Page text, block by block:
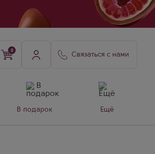
0
Связаться с нами
В подарок Ещё